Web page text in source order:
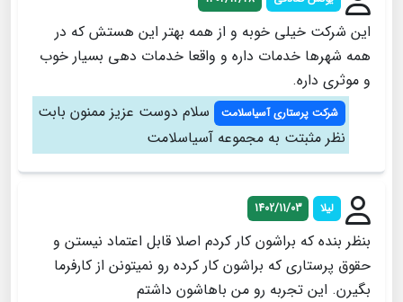
این شرکت خیلی خوبه و از همه بهتر این هستش که در
همه شهرها خدمات داره و واقعا خدمات دهی بسیار خوب
و موثری داره.
شرکت پرستاری آسیاسلامت
سلام دوست عزیز ممنون بابت
نظر مثبتت به مجموعه آسیاسلامت
لیلا 1402/11/03
بنظر بنده که براشون کار کردم اصلا قابل اعتماد نیستن و
حقوق پرستاری که براشون کار کرده رو نمیتونن از کارفرما
بگیرن. این تجربه رو من باهاشون داشتم